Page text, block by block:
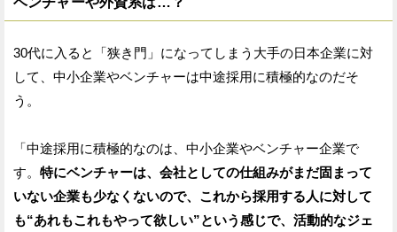
30代に入ると「狭き門」になってしまう大手の日本企業に対
して、中小企業やベンチャーは中途採用に積極的なのだそ
う。
「中途採用に積極的なのは、中小企業やベンチャー企業で
す。 特にベンチャーは、会社としての仕組みがまだ固まって
いない企業も少なくないので、これから採用する人に対して
も“あれもこれもやって欲しい”という感じで、活動的なジェ